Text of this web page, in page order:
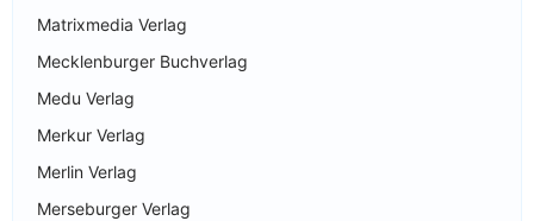
Matrixmedia Verlag
Mecklenburger Buchverlag
Medu Verlag
Merkur Verlag
Merlin Verlag
Merseburger Verlag